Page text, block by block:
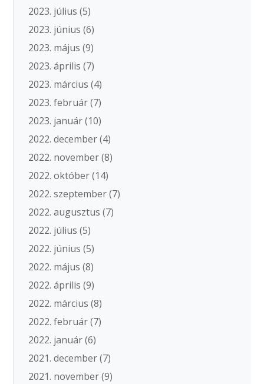
2023. július (5)
2023. június (6)
2023. május (9)
2023. április (7)
2023. március (4)
2023. február(7)
2023. január(10)
2022. december(4)
2022. november(8)
2022. október(14)
2022. szeptember(7)
2022. augusztus (7)
2022. július (5)
2022. június (5)
2022. május (8)
2022. április (9)
2022. március (8)
2022. február(7)
2022. január(6)
2021. december(7)
2021. november(9)